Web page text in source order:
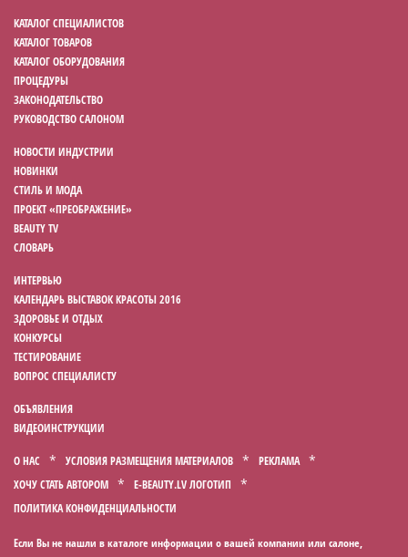
КАТАЛОГ СПЕЦИАЛИСТОВ
КАТАЛОГ ТОВАРОВ
КАТАЛОГ ОБОРУДОВАНИЯ
ПРОЦЕДУРЫ
ЗАКОНОДАТЕЛЬСТВО
РУКОВОДСТВО САЛОНОМ
НОВОСТИ ИНДУСТРИИ
НОВИНКИ
СТИЛЬ И МОДА
ПРОЕКТ «ПРЕОБРАЖЕНИЕ»
BEAUTY TV
СЛОВАРЬ
ИНТЕРВЬЮ
КАЛЕНДАРЬ ВЫСТАВОК КРАСОТЫ 2016
ЗДОРОВЬЕ И ОТДЫХ
КОНКУРСЫ
ТЕСТИРОВАНИЕ
ВОПРОС СПЕЦИАЛИСТУ
ОБЪЯВЛЕНИЯ
ВИДЕОИНСТРУКЦИИ
О НАС УСЛОВИЯ РАЗМЕЩЕНИЯ МАТЕРИАЛОВ
РЕКЛАМА
ХОЧУ СТАТЬ АВТОРОМ
E-BEAUTY.LV ЛОГОТИП
ПОЛИТИКА КОНФИДЕНЦИАЛЬНОСТИ
Если Вы не нашли в каталоге информации о вашей компании или салоне,